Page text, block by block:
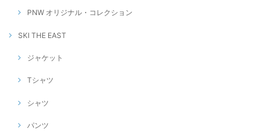
PNW オリジナル・コレクション
SKI THE EAST
ジャケット
Tシャツ
シャツ
パンツ